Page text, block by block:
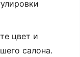
цвет и
салона.